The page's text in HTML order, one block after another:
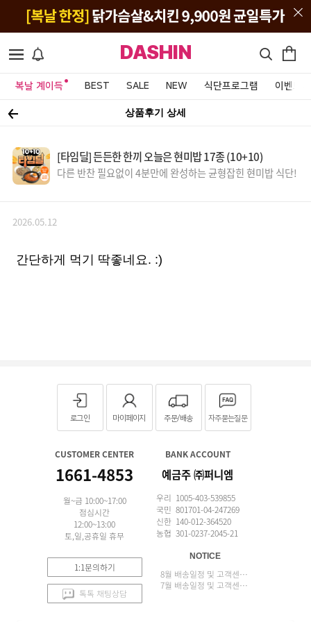
DASHIN
복날 계이득 BEST SALE NEW 식단프로그램 이벤트&
상품후기 상세
[타임딜] 든든한 한끼 오늘은 현미밥 17종 (10+10)
다른 반찬 필요없이 4분만에 완성하는 균형잡힌 현미밥 식단!
2026.05.12
간단하게 먹기 딱좋네요. :)
로그인 마이페이지 주문/배송 자주묻는질문
CUSTOMER CENTER
1661-4853
월~금 10:00~17:00
점심시간
12:00~13:00
토,일,공휴일 휴무
1:1문의하기
톡톡 채팅상담
BANK ACCOUNT
예금주 ㈜퍼니엠
우리 1005-403-539855
국민 801701-04-247269
신한 140-012-364520
농협 301-0237-2045-21
NOTICE
8월 배송일정 및 고객센터 업무 안내
7월 배송일정 및 고객센터 업무 안내